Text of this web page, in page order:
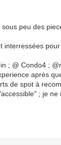
peu des
interressées
; @ Condo4 ;
après
de spot à
; je